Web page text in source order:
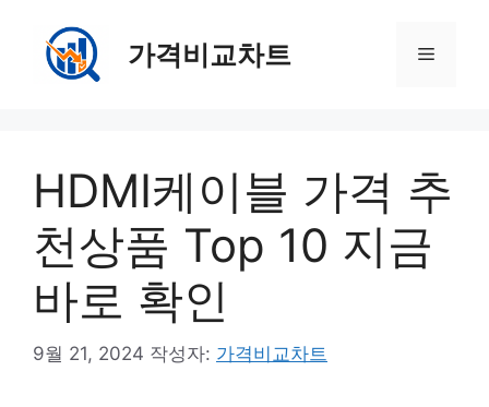
가격비교차트 메
HDMI케이블 가격 추
천상품 Top 10 지금
바로 확인
9월 21, 2024 작성자: 가격비교차트